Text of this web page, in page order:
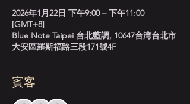
2026年1月22日 下午9:00 – 下午11:00
[GMT+8]
Blue Note Taipei 台北藍調, 10647台湾台北市
大安區羅斯福路三段171號4F
賓客